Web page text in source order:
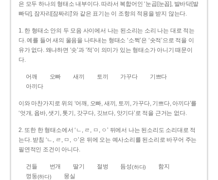
은 모두 하나의 형태소 내부이다. 따라서 복합어인 ‘눈곱[눈꼽], 발바닥[발
빠닥], 잠자리[잠짜리]’와 같은 표기는 이 조항의 적용을 받지 않는다.
1. 한 형태소 안의 두 모음 사이에서 나는 된소리는 소리 나는 대로 적는
다. 예를 들어 새의 울음을 나타내는 형태소 ‘소쩍’은 ‘솟적’으로 적을 이
유가 없다. 왜냐하면 ‘솟’과 ‘적’이 의미가 있는 형태소가 아니기 때문이
다.
어깨 오빠 새끼 토끼 가꾸다
기쁘다
아끼다
이와 마찬가지로 위의 ‘어깨, 오빠, 새끼, 토끼, 가꾸다, 기쁘다, 아끼다’를
‘엇개, 옵바, 샛기, 톳기, 갓구다, 깃브다, 앗기다’로 적을 근거는 없다.
2. 또한 한 형태소에서 ‘ㄴ, ㄹ, ㅁ, ㅇ’ 뒤에서 나는 된소리도 소리대로 적
는다. 받침 ‘ㄴ, ㄹ, ㅁ, ㅇ’은 뒤에 오는 예사소리를 된소리로 바꾸어 주는
필연적인 조건이 아니다.
건들 번개 딸기 절벙 듬성(하다)
함지
껑둥(하다) 뭉실